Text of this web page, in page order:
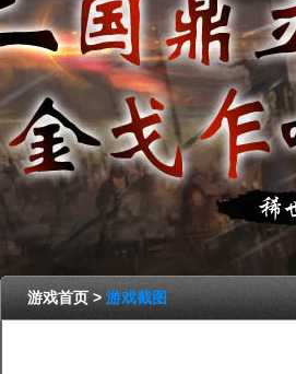
游戏首页>游戏截图